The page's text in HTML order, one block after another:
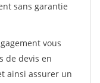
sans garantie
vous
de devis en
ainsi assurer un